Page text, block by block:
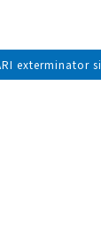
exterminator